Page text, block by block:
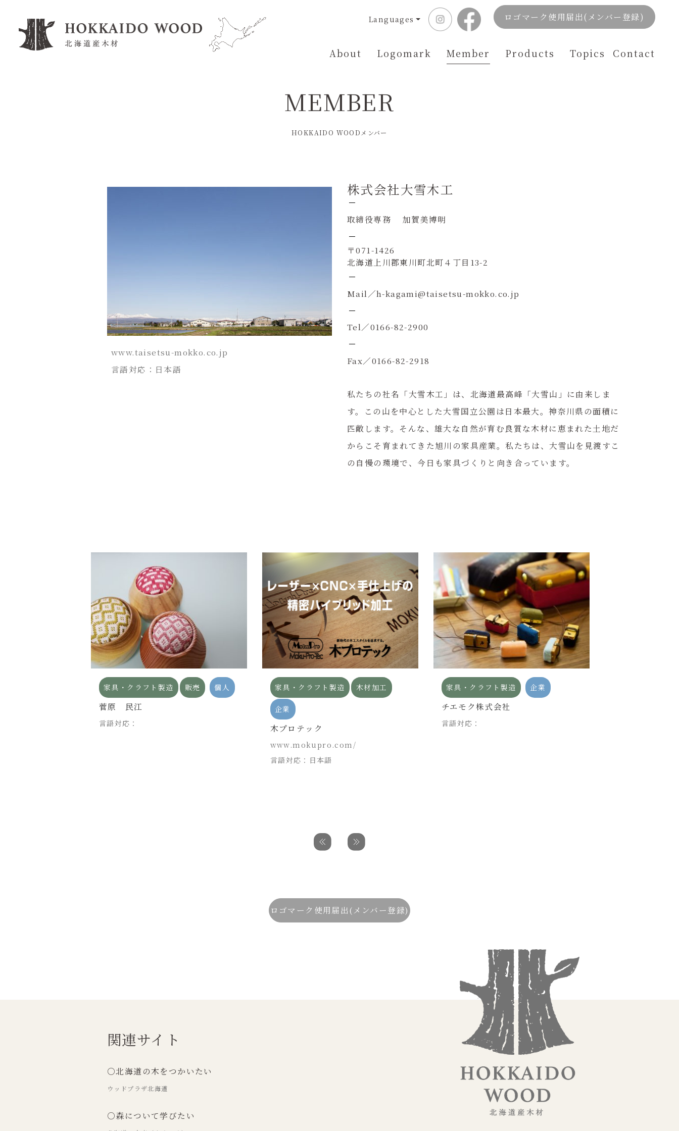
Languages ロゴマーク使用届出(メンバー登録)
About Logomark Member Products Topics Contact
MEMBER
HOKKAIDO WOODメンバー
www.taisetsu-mokko.co.jp
言語対応：日本語
株式会社大雪木工
取締役専務 加賀美博明
〒071-1426
北海道上川郡東川町北町４丁目13-2
Mail／h-kagami@taisetsu-mokko.co.jp
Tel／0166-82-2900
Fax／0166-82-2918
私たちの社名「大雪木工」は、北海道最高峰「大雪山」に由来しま
す。この山を中心とした大雪国立公園は日本最大。神奈川県の面積に
匹敵します。そんな、雄大な自然が育む良質な木材に恵まれた土地だ
からこそ育まれてきた旭川の家具産業。私たちは、大雪山を見渡すこ
の自慢の環境で、今日も家具づくりと向き合っています。
家具・クラフト製造 販売 個人
菅原 民江
言語対応：
家具・クラフト製造 木材加工
企業
木プロテック
www.mokupro.com/
言語対応：日本語
家具・クラフト製造 企業
チエモク株式会社
言語対応：
ロゴマーク使用届出(メンバー登録)
関連サイト
○北海道の木をつかいたい
ウッドプラザ北海道
○森について学びたい